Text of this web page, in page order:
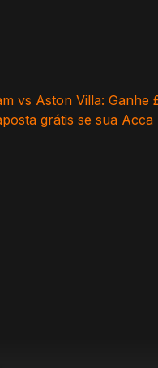
vs Aston Villa: Ganhe
grátis se sua Acca